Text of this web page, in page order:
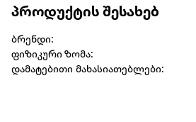
პროდუქტის შესახებ
ბრენდი:
ფიზიკური ზომა:
დამატებითი მახასიათებლები: